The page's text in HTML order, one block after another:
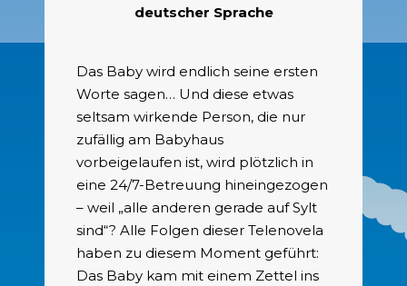
deutscher Sprache
Das Baby wird endlich seine ersten
Worte sagen… Und diese etwas
seltsam wirkende Person, die nur
zufällig am Babyhaus
vorbeigelaufen ist, wird plötzlich in
eine 24/7-Betreuung hineingezogen
– weil „alle anderen gerade auf Sylt
sind“? Alle Folgen dieser Telenovela
haben zu diesem Moment geführt:
Das Baby kam mit einem Zettel ins